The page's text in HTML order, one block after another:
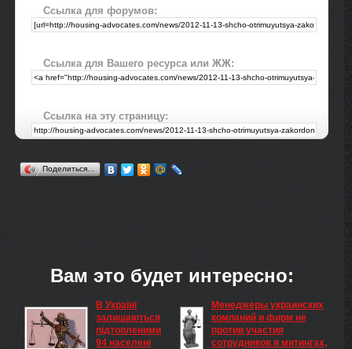
Ссылка для форумов:
Ссылка для Вашего ресурса или ЖЖ:
Ссылка на эту страницу:
Поделиться…
Вам это будет интересно:
В Україні
залишаються
підтопленими
94 населені
Менеджеры украинских
компаний и фирм не
против участия
сотрудников в митингах,